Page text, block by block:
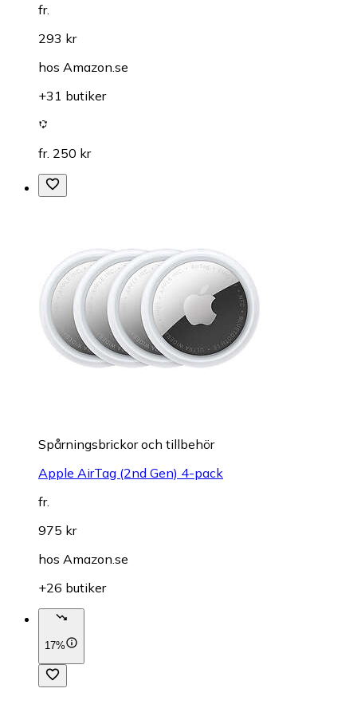
fr.
293 kr
hos Amazon.se
+31 butiker
fr. 250 kr
Spårningsbrickor och tillbehör
Apple AirTag (2nd Gen) 4-pack
fr.
975 kr
hos Amazon.se
+26 butiker
17%